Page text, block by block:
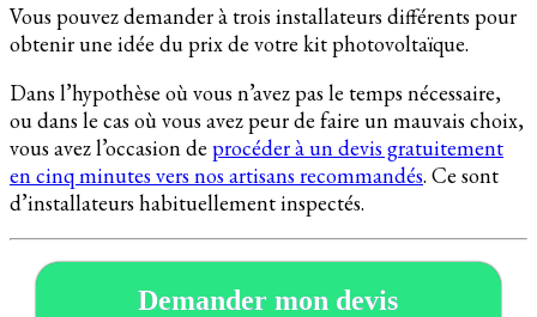
Vous pouvez demander à trois installateurs différents pour
obtenir une idée du prix de votre kit photovoltaïque.
Dans l’hypothèse où vous n’avez pas le temps nécessaire,
ou dans le cas où vous avez peur de faire un mauvais choix,
vous avez l’occasion de procéder à un devis gratuitement
en cinq minutes vers nos artisans recommandés. Ce sont
d’installateurs habituellement inspectés.
Demander mon devis